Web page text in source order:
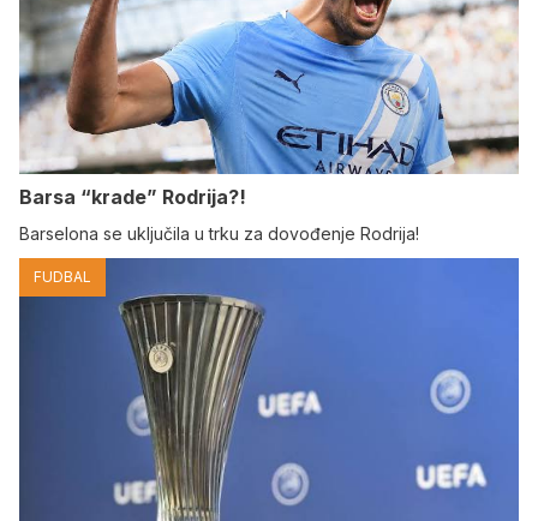
Barsa “krade” Rodrija?!
Barselona se uključila u trku za dovođenje Rodrija!
FUDBAL